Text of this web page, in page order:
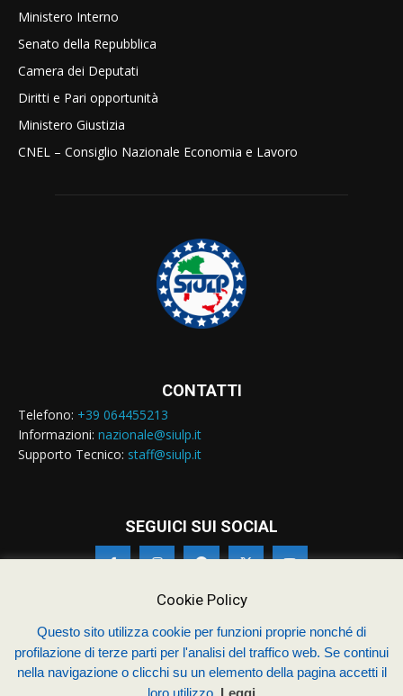
Ministero Interno
Senato della Repubblica
Camera dei Deputati
Diritti e Pari opportunità
Ministero Giustizia
CNEL – Consiglio Nazionale Economia e Lavoro
CONTATTI
Telefono: +39 064455213
Informazioni: nazionale@siulp.it
Supporto Tecnico: staff@siulp.it
SEGUICI SUI SOCIAL
© Siulp 2026 - C.F.97014000588 - Realizzato dastudio4s.com
Sindacato Italiano Unitario dei Lavoratori della Polizia
Cookie Policy
Questo sito utilizza cookie per funzioni proprie nonché di
profilazione di terze parti per l'analisi del traffico web. Se continui
nella navigazione o clicchi su un elemento della pagina accetti il
loro utilizzo. Leggi